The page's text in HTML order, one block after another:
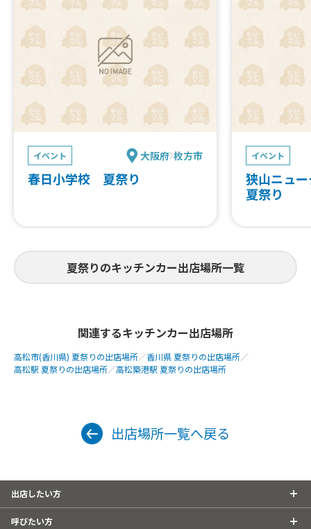
イベント 大阪府 枚方市
春日小学校 夏祭り
イベント
狭山ニュ
夏祭り
夏祭りのキッチンカー出店場所一覧
関連するキッチンカー出店場所
高松市(香川県) 夏祭りの出店場所／香川県 夏祭りの出店場所／
高松駅 夏祭りの出店場所／高松築港駅 夏祭りの出店場所
出店場所一覧へ戻る
出店したい方
呼びたい方